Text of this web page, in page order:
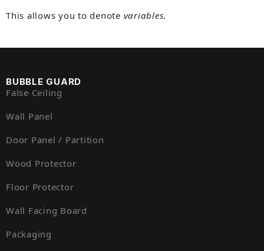
This allows you to denote variables.
BUBBLE GUARD
False Ceiling
Wall Panel
Door Panel / Partition
Wood Protector
Floor Protector
Wall Facing Board
Packaging